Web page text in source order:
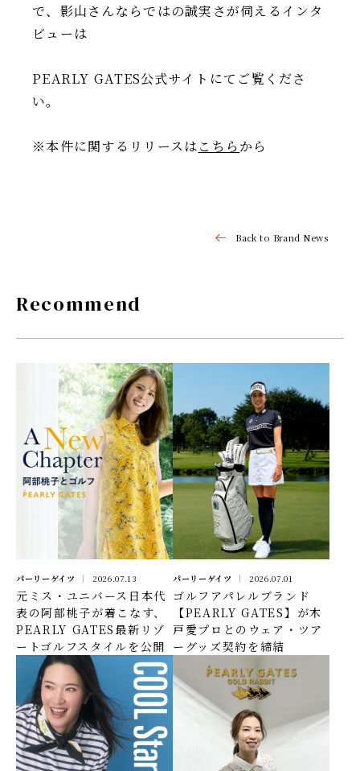
で、影山さんならではの誠実さが伺えるインタ
ビューは
PEARLY GATES公式サイトにてご覧くださ
い。
※本件に関するリリースはこちら から
Back to Brand News
Recommend
パーリーゲイツ 2026.07.13
元ミス・ユニバース日本代
表の阿部桃子が着こなす、
PEARLY GATES最新リゾ
ートゴルフスタイルを公開
パーリーゲイツ 2026.07.01
ゴルフアパレルブランド
【PEARLY GATES】が木
戸愛プロとのウェア・ツア
ーグッズ契約を締結